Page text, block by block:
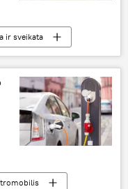
ir sveikata